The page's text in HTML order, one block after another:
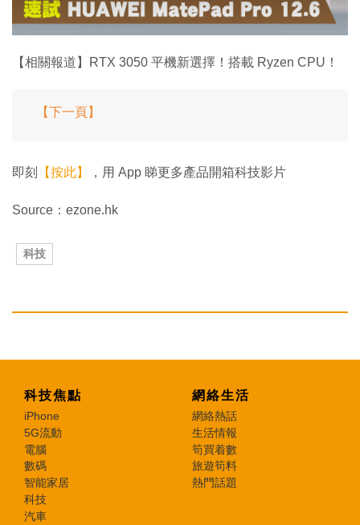
【相關報道】RTX 3050 平機新選擇！搭載 Ryzen CPU！
【下一頁】
即刻 【按此】 ，用 App 睇更多產品開箱科技影片
Source：ezone.hk
科技
科技焦點
iPhone
5G流動
電腦
數碼
智能家居
科技
汽車
網絡生活
網絡熱話
生活情報
筍買着數
旅遊筍料
熱門話題